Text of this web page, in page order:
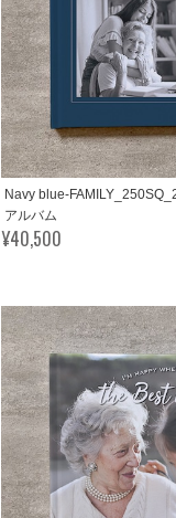
Navy blue-
アルバム
¥40,500